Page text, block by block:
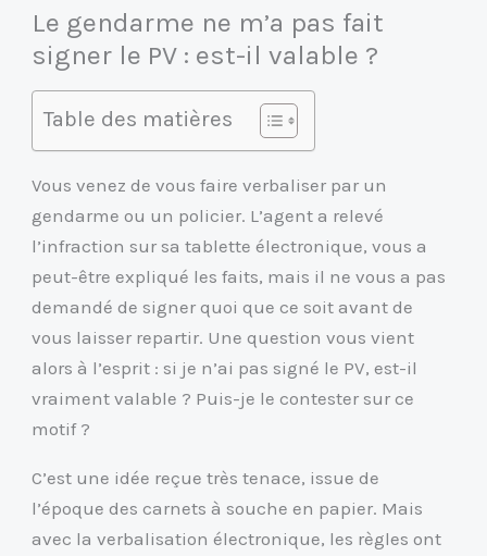
Le gendarme ne m’a pas fait
signer le PV : est-il valable ?
Table des matières
Vous venez de vous faire verbaliser par un
gendarme ou un policier. L’agent a relevé
l’infraction sur sa tablette électronique, vous a
peut-être expliqué les faits, mais il ne vous a pas
demandé de signer quoi que ce soit avant de
vous laisser repartir. Une question vous vient
alors à l’esprit : si je n’ai pas signé le PV, est-il
vraiment valable ? Puis-je le contester sur ce
motif ?
C’est une idée reçue très tenace, issue de
l’époque des carnets à souche en papier. Mais
avec la verbalisation électronique, les règles ont